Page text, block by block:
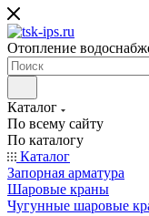
Отопление
Каталог
По всему сайту
По каталогу
Каталог
Запорная арматура
Шаровые краны
Чугунные шаровые